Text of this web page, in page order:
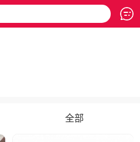
全部